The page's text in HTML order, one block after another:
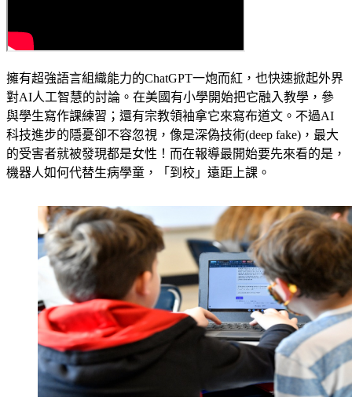
擁有超強語言組織能力的ChatGPT一炮而紅，也快速掀起外界
對AI人工智慧的討論。在美國有小學開始把它融入教學，參
與學生寫作課練習；還有宗教領袖拿它來寫布道文。不過AI
科技進步的隱憂卻不容忽視，像是深偽技術(deep fake)，最大
的受害者就被發現都是女性！而在報導最開始要先來看的是，
機器人如何代替生病學童，「到校」遠距上課。